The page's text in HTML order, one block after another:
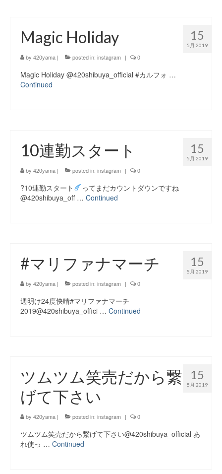
15
5月 2019
Magic Holiday
by 420yama | posted in: instagram | 0
Magic Holiday @420shibuya_official #カルフォ …
Continued
15
5月 2019
10連勤スタート
by 420yama | posted in: instagram | 0
?10連勤スタート
ってまだカウントダウンですね
@420shibuya_off … Continued
15
5月 2019
#マリファナマーチ
by 420yama | posted in: instagram | 0
週明け24度快晴#マリファナマーチ
2019@420shibuya_offici … Continued
15
5月 2019
ツムツム笑売だから繋
げて下さい
by 420yama | posted in: instagram | 0
ツムツム笑売だから繋げて下さい@420shibuya_official あ
れ使っ … Continued